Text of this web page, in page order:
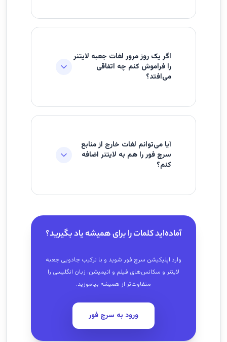
اگر یک روز مرور لغات جعبه لایتنر
را فراموش کنم چه اتفاقی
می‌افتد؟
آیا می‌توانم لغات خارج از منابع
سرچ فور را هم به لایتنر اضافه
کنم؟
آماده‌اید کلمات را برای همیشه یاد بگیرید؟
وارد اپلیکیشن سرچ فور شوید و با ترکیب جادویی جعبه
لایتنر و سکانس‌های فیلم و انیمیشن، زبان انگلیسی را
متفاوت‌تر از همیشه بیاموزید.
ورود به سرچ فور